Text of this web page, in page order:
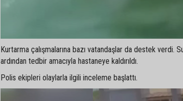
Kurtarma çalışmalarına bazı vatandaşlar da destek verdi.
ardından tedbir amacıyla hastaneye kaldırıldı.
Polis ekipleri olaylarla ilgili inceleme başlattı.